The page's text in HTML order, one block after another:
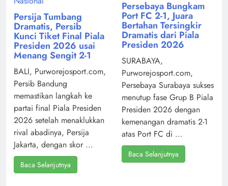
Persija Tumbang
Dramatis, Persib
Kunci Tiket Final Piala
Presiden 2026 usai
Menang Sengit 2-1
BALI, Purworejosport.com,
Persib Bandung
memastikan langkah ke
partai final Piala Presiden
2026 setelah menaklukkan
rival abadinya, Persija
Jakarta, dengan skor ...
Baca Selanjutnya
Persebaya Bungkam
Port FC 2-1, Juara
Bertahan Tersingkir
Dramatis dari Piala
Presiden 2026
SURABAYA,
Purworejosport.com,
Persebaya Surabaya sukses
menutup fase Grup B Piala
Presiden 2026 dengan
kemenangan dramatis 2-1
atas Port FC di ...
Baca Selanjutnya